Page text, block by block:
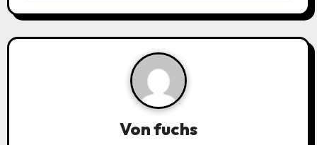
a
g
Vonfuchs